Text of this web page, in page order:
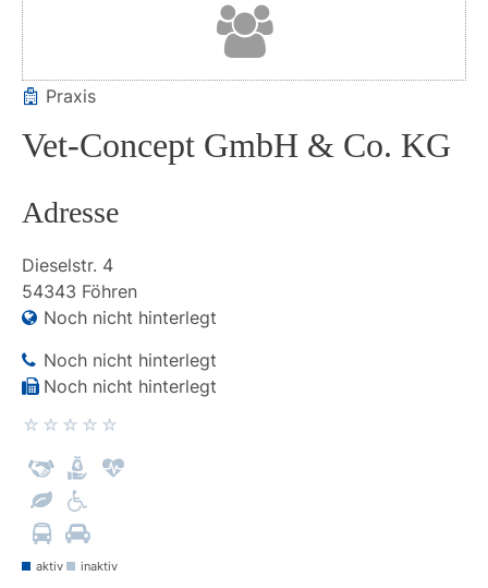
Praxis
Vet-Concept GmbH & Co. KG
Adresse
Dieselstr. 4
54343 Föhren
Noch nicht hinterlegt
Noch nicht hinterlegt
Noch nicht hinterlegt
aktiv inaktiv